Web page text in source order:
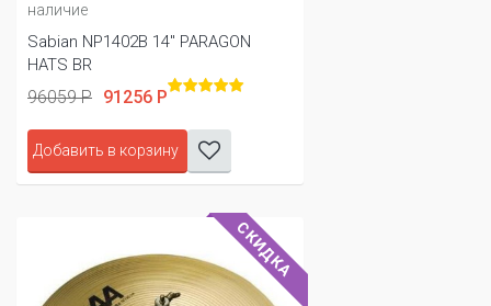
наличие
Sabian NP1402B 14" PARAGON
HATS BR
96059 Р 91256 Р
Добавить в корзину
СКИДКА